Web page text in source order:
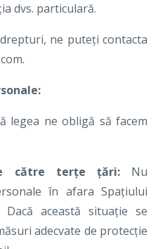
dvs. particulară.
ne puteți contacta
.
legea ne obligă să facem
către terțe țări:Nu
în afara Spațiului
Dacă această situație se
adecvate de protecție